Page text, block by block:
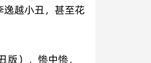
越小丑，甚至花
），惨中惨，